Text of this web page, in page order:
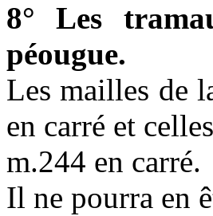
8° Les
péougue.
Les mailles de
en carré et
m.244 en carré.
Il ne pourra en